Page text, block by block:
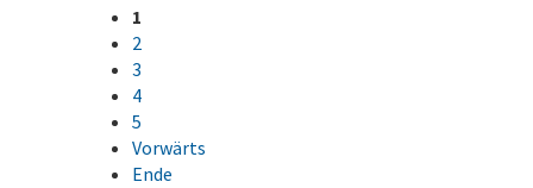
1
2
3
4
5
Vorwärts
Ende